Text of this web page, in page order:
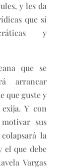
y les da
que sí
y
que se
arrancar
que guste y
Y con
sus
la
el que debe
Vargas